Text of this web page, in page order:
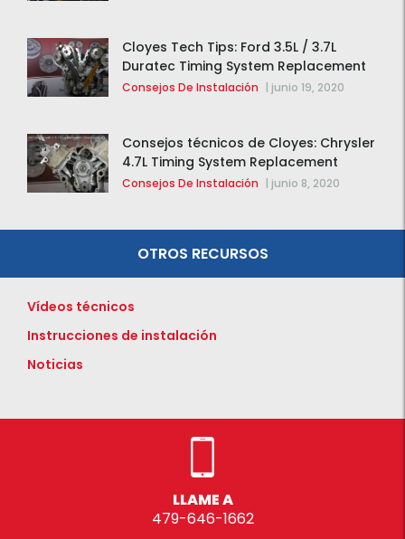
Cloyes Tech Tips: Ford 3.5L / 3.7L
Duratec Timing System Replacement
Consejos De Instalación | junio 19, 2020
Consejos técnicos de Cloyes: Chrysler
4.7L Timing System Replacement
Consejos De Instalación | junio 8, 2020
OTROS RECURSOS
Vídeos técnicos
Instrucciones de instalación
Noticias
LLAME A
479-646-1662